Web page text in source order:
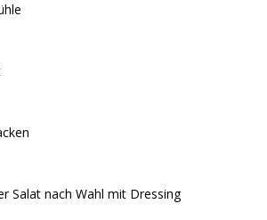
Salat nach Wahl mit Dressing